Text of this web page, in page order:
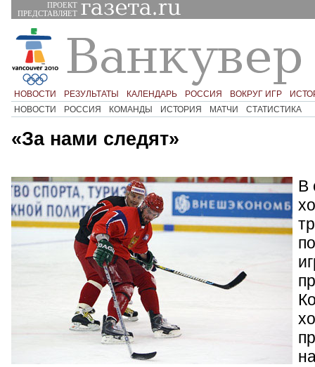
ПРОЕКТ
ПРЕДСТАВЛЯЕТ
НОВОСТИ РЕЗУЛЬТАТЫ КАЛЕНДАРЬ РОССИЯ ВОКРУГ ИГР
НОВОСТИ
РОССИЯ КОМАНДЫ ИСТОРИЯ МАТЧИ СТАТИСТИКА
«За нами следят»
В